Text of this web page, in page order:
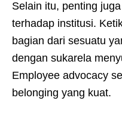
Selain itu, penting
terhadap institusi.
bagian dari sesuatu
dengan sukarela
Employee advocacy
belonging yang kuat.